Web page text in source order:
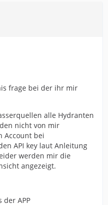
frage bei der ihr mir
alle Hydranten
nicht von mir
Account bei
API key laut Anleitung
werden mir die
angezeigt.
der APP